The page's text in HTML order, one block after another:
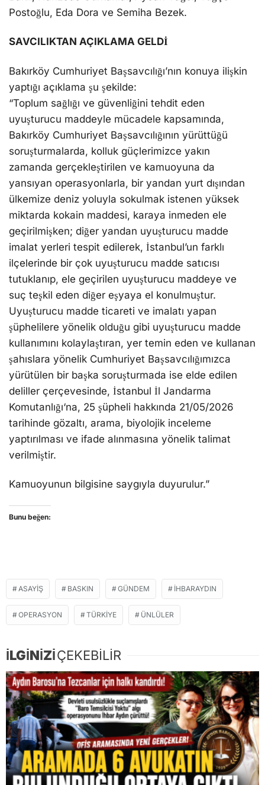
Postoğlu, Eda Dora ve Semiha Bezek.
SAVCILIKTAN AÇIKLAMA GELDİ
Bakırköy Cumhuriyet Başsavcılığı’nın konuya ilişkin
yaptığı açıklama şu şekilde:
“Toplum sağlığı ve güvenliğini tehdit eden
uyuşturucu maddeyle mücadele kapsamında,
Bakırköy Cumhuriyet Başsavcılığının yürüttüğü
soruşturmalarda, kolluk güçlerimizce yakın
zamanda gerçekleştirilen ve kamuoyuna da
yansıyan operasyonlarla, bir yandan yurt dışından
ülkemize deniz yoluyla sokulmak istenen yüksek
miktarda kokain maddesi, karaya inmeden ele
geçirilmişken; diğer yandan uyuşturucu madde
imalat yerleri tespit edilerek, İstanbul’un farklı
ilçelerinde bir çok uyuşturucu madde satıcısı
tutuklanıp, ele geçirilen uyuşturucu maddeye ve
suç teşkil eden diğer eşyaya el konulmuştur.
Uyuşturucu madde ticareti ve imalatı yapan
şüphelilere yönelik olduğu gibi uyuşturucu madde
kullanımını kolaylaştıran, yer temin eden ve kullanan
şahıslara yönelik Cumhuriyet Başsavcılığımızca
yürütülen bir başka soruşturmada ise elde edilen
deliller çerçevesinde, İstanbul İl Jandarma
Komutanlığı‘na, 25 şüpheli hakkında 21/05/2026
tarihinde gözaltı, arama, biyolojik inceleme
yaptırılması ve ifade alınmasına yönelik talimat
verilmiştir.
Kamuoyunun bilgisine saygıyla duyurulur.”
Bunu beğen:
ASAYIŞ BASKIN GÜNDEM IHBARAYDIN
OPERASYON TÜRKIYE ÜNLÜLER
İLGİNİZİÇEKEBİLİR